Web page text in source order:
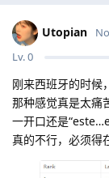
Utopian
Lv.0
刚来西班牙的时候
那种感觉真是太痛
一开口还是
真的不行，必须得